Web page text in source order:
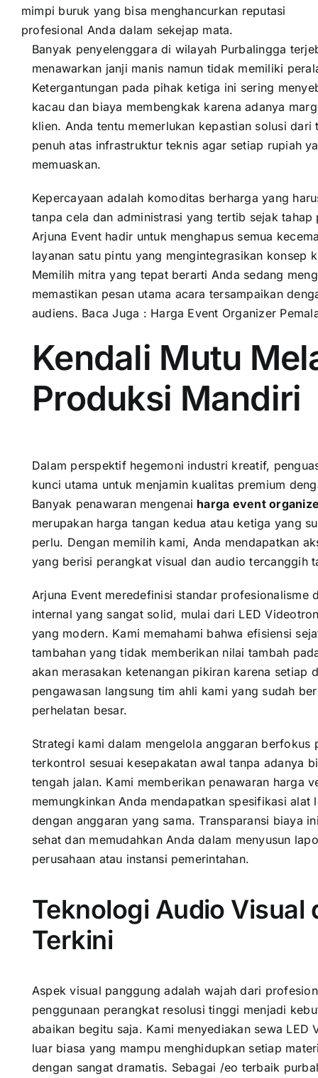
mimpi buruk yang bisa menghancurkan reputasi
profesional Anda dalam sekejap mata.
Banyak penyelenggara di wilayah Purbalingga
menawarkan janji manis namun tidak memiliki
Ketergantungan pada pihak ketiga ini sering
kacau dan biaya membengkak karena adanya
klien. Anda tentu memerlukan kepastian solusi
penuh atas infrastruktur teknis agar setiap rupiah
memuaskan.
Kepercayaan adalah komoditas berharga yang
tanpa cela dan administrasi yang tertib sejak
Arjuna Event hadir untuk menghapus semua
layanan satu pintu yang mengintegrasikan konsep
Memilih mitra yang tepat berarti Anda sedang
memastikan pesan utama acara tersampaikan
audiens. Baca Juga : Harga Event Organizer
Kendali Mutu
Produksi Mandiri
Dalam perspektif hegemoni industri kreatif,
kunci utama untuk menjamin kualitas premium
Banyak penawaran mengenai harga event
merupakan harga tangan kedua atau ketiga yang
perlu. Dengan memilih kami, Anda mendapatkan
yang berisi perangkat visual dan audio tercanggih
Arjuna Event meredefinisi standar profesionalisme
internal yang sangat solid, mulai dari LED
yang modern. Kami memahami bahwa efisiensi
tambahan yang tidak memberikan nilai tambah
akan merasakan ketenangan pikiran karena setiap
pengawasan langsung tim ahli kami yang sudah
perhelatan besar.
Strategi kami dalam mengelola anggaran berfokus
terkontrol sesuai kesepakatan awal tanpa adanya
tengah jalan. Kami memberikan penawaran harga
memungkinkan Anda mendapatkan spesifikasi
dengan anggaran yang sama. Transparansi biaya
sehat dan memudahkan Anda dalam menyusun
perusahaan atau instansi pemerintahan.
Teknologi Audio Visual
Terkini
Aspek visual panggung adalah wajah dari
penggunaan perangkat resolusi tinggi menjadi
abaikan begitu saja. Kami menyediakan sewa LED
luar biasa yang mampu menghidupkan setiap
dengan sangat dramatis. Sebagai /eo terbaik